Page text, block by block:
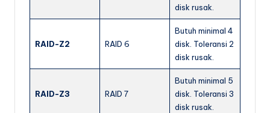
disk rusak.
RAID-Z2 RAID 6
Butuh minimal 4
disk. Toleransi 2
disk rusak.
RAID-Z3 RAID 7
Butuh minimal 5
disk. Toleransi 3
disk rusak.